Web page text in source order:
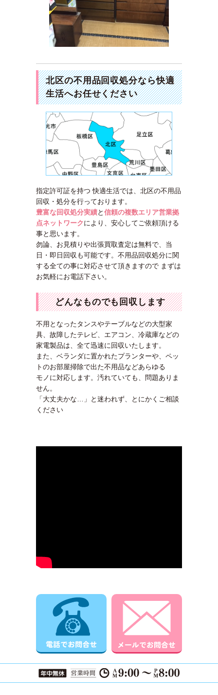
北区の不用品回収処分なら快適
生活へお任せください
指定許可証を持つ 快適生活では、北区の不用品
回収・処分を行っております。
豊富な回収処分実績と信頼の複数エリア営業拠
点ネットワークにより、安心してご依頼頂ける
事と思います。
勿論、お見積りや出張買取査定は無料で、当
日・即日回収も可能です。不用品回収処分に関
する全ての事に対応させて頂きますので まずは
お気軽にお電話下さい。
どんなものでも回収します
不用となったタンスやテーブルなどの大型家
具、故障したテレビ、エアコン、冷蔵庫などの
家電製品は、全て迅速に回収いたします。
また、ベランダに置かれたプランターや、ペッ
トのお部屋掃除で出た不用品などあらゆる
モノに対応します。汚れていても、問題ありま
せん。
「大丈夫かな…」と迷われず、とにかくご相談
ください
電話でお問合せ